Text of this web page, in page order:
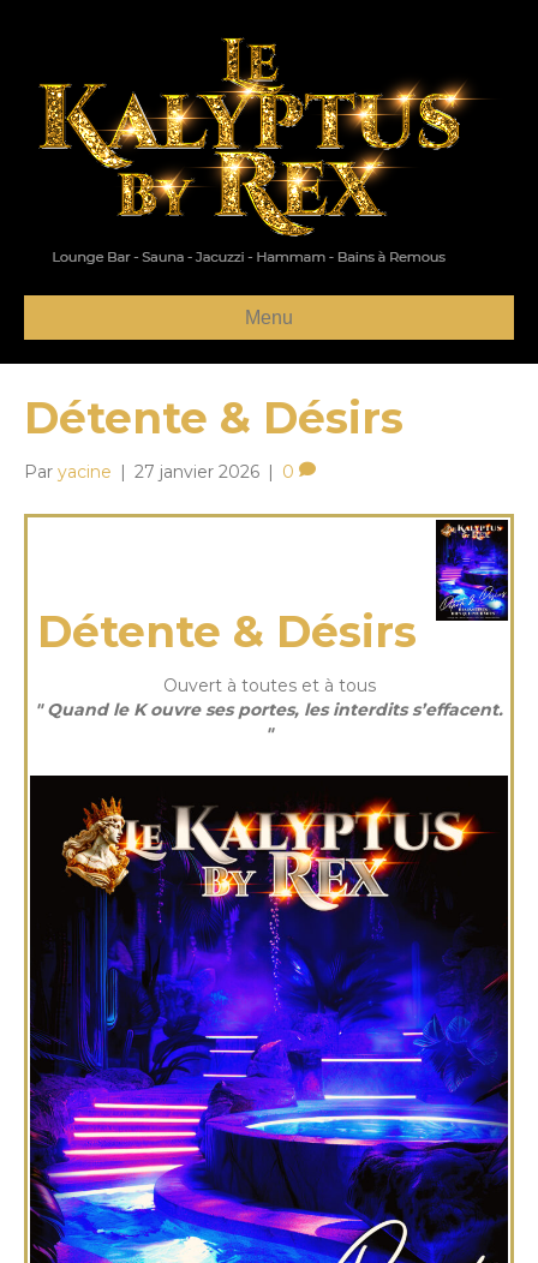
Menu
Détente & Désirs
Par yacine | 27 janvier 2026 | 0
Détente & Désirs
Ouvert à toutes et à tous
" Quand le K ouvre ses portes, les interdits s’effacent.
"